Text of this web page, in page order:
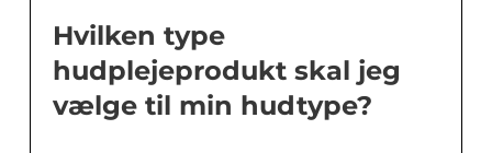
Hvilken type
hudplejeprodukt skal jeg
vælge til min hudtype?